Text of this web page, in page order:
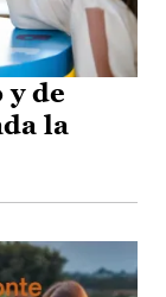
y de
la